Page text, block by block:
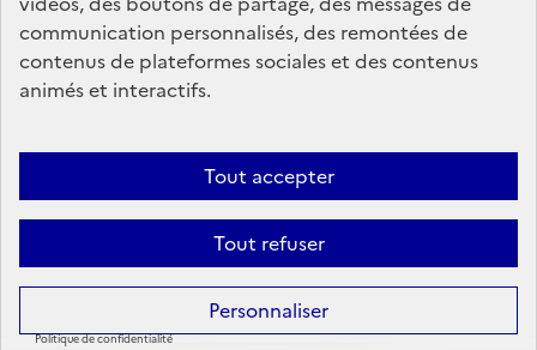
communication personnalisés, des remontées de
contenus de plateformes sociales et des contenus
animés et interactifs.
Tout accepter
Tout refuser
Personnaliser
Politique de confidentialité
legifrance.gouv.fr
info.gouv.fr
service-public.gouv.fr
data.gouv.fr
Mentions légales
conforme
Politique d’utilisation des témoins de connexion
Sauf mention contraire, tous les contenus de ce site sont sous